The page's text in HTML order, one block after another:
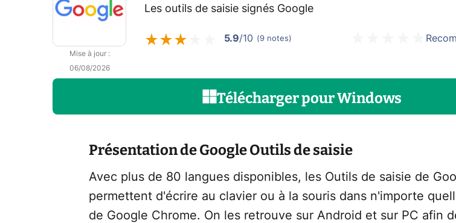
Mise à jour:
06/08/2026
Les outils de saisie signés Google
5.9/10 (9 notes)
TéléchargerpourWindows
Présentation de Google Outils de saisie
Avec plus de 80 langues disponibles, les Outils de saisie de
permettent d'écrire au clavier ou à la souris dans n'importe
de Google Chrome. On les retrouve sur Android et sur PC afin